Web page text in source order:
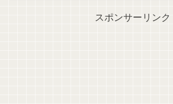
スポンサーリンク